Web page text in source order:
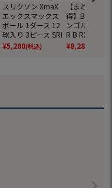
スリクソン XmaX
エックスマックス
ボール 1ダース 12
球入り 3ピース SRI
XON ゴルフ ボール
日本正規品 2026年
¥5,280(税込)
【まとめ買い
得】BS ブリ
ンゴルフ
R B RX ツア
ゴルフボール
年モデル 2ダ
¥8,280